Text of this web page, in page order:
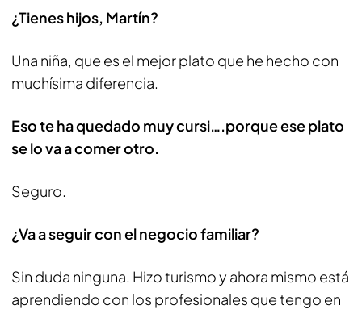
¿Tienes hijos, Martín?
Una niña, que es el mejor plato que he hecho con
muchísima diferencia.
Eso te ha quedado muy cursi….porque ese plato
se lo va a comer otro.
Seguro.
¿Va a seguir con el negocio familiar?
Sin duda ninguna. Hizo turismo y ahora mismo está
aprendiendo con los profesionales que tengo en